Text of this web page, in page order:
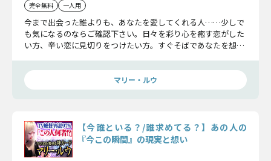
完全無料 一人用
今まで出会った誰よりも、あなたを愛してくれる人……少しで
も気になるのならご確認下さい。日々を彩り心を癒す恋がした
い方、辛い恋に見切りをつけたい方。すぐそばであなたを想っ
マリー・ルウ
【今誰といる？/誰求めてる？】あの人の
『今この瞬間』の現実と想い